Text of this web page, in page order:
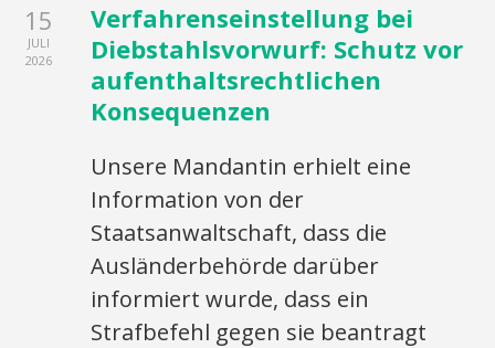
15
JULI
2026
Verfahrenseinstellung bei
Diebstahlsvorwurf: Schutz vor
aufenthaltsrechtlichen
Konsequenzen
Unsere Mandantin erhielt eine
Information von der
Staatsanwaltschaft, dass die
Ausländerbehörde darüber
informiert wurde, dass ein
Strafbefehl gegen sie beantragt